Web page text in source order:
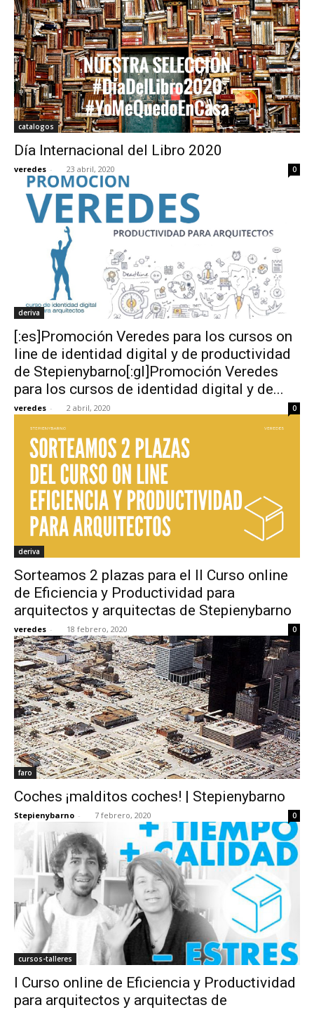
catalogos
Día Internacional del Libro 2020
veredes - 23 abril, 2020 0
deriva
[:es]Promoción Veredes para los cursos on
line de identidad digital y de productividad
de Stepienybarno[:gl]Promoción Veredes
para los cursos de identidad digital y de...
veredes - 2 abril, 2020 0
deriva
Sorteamos 2 plazas para el II Curso online
de Eficiencia y Productividad para
arquitectos y arquitectas de Stepienybarno
veredes - 18 febrero, 2020 0
faro
Coches ¡malditos coches! | Stepienybarno
Stepienybarno - 7 febrero, 2020 0
cursos-talleres
I Curso online de Eficiencia y Productividad
para arquitectos y arquitectas de